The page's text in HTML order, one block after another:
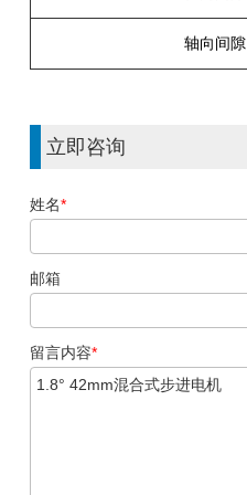
轴向间隙
立即咨询
姓名*
邮箱
留言内容*